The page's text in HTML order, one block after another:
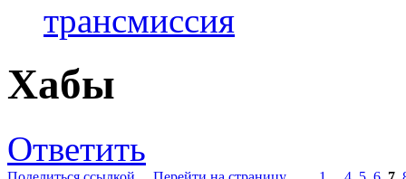
трансмиссия
Хабы
Ответить